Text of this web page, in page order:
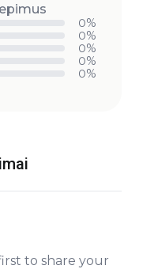
0%
0%
0%
0%
0%
to share your